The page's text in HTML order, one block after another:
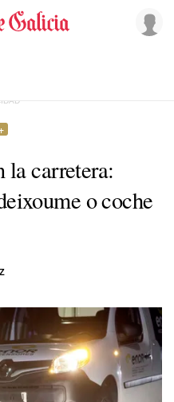
la carretera:
o coche